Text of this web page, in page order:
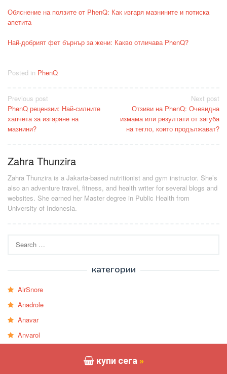
Обяснение на ползите от PhenQ: Как изгаря мазнините и потиска
апетита
Най-добрият фет бърнър за жени: Какво отличава PhenQ?
купи сега »
Posted in PhenQ
Post
navigation
Previous post
PhenQ рецензии: Най-силните
хапчета за изгаряне на
мазнини?
Next post
Отзиви на PhenQ: Очевидна
измама или резултати от загуба
на тегло, които продължават?
Zahra Thunzira
Zahra Thunzira is a Jakarta-based nutritionist and gym instructor. She’s
also an adventure travel, fitness, and health writer for several blogs and
websites. She earned her Master degree in Public Health from
University of Indonesia.
for:
категории
AirSnore
Anadrole
Anavar
Anvarol